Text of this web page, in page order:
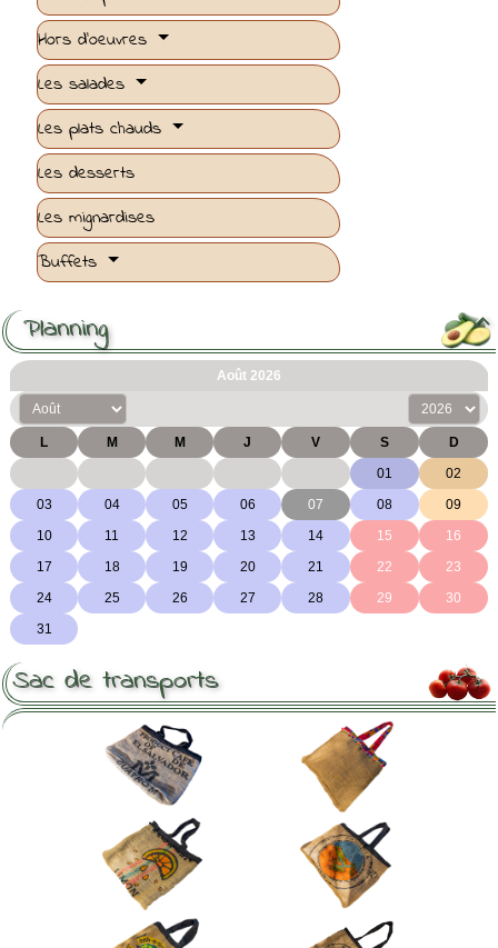
Hors d'oeuvres
Les salades
Les plats chauds
Les desserts
Les mignardises
Buffets

Planning
Sac de transports